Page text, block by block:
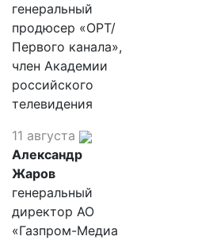
генеральный
продюсер «ОРТ/
Первого канала»,
член Академии
российского
телевидения
11 августа
Александр
Жаров
генеральный
директор АО
«Газпром-Медиа